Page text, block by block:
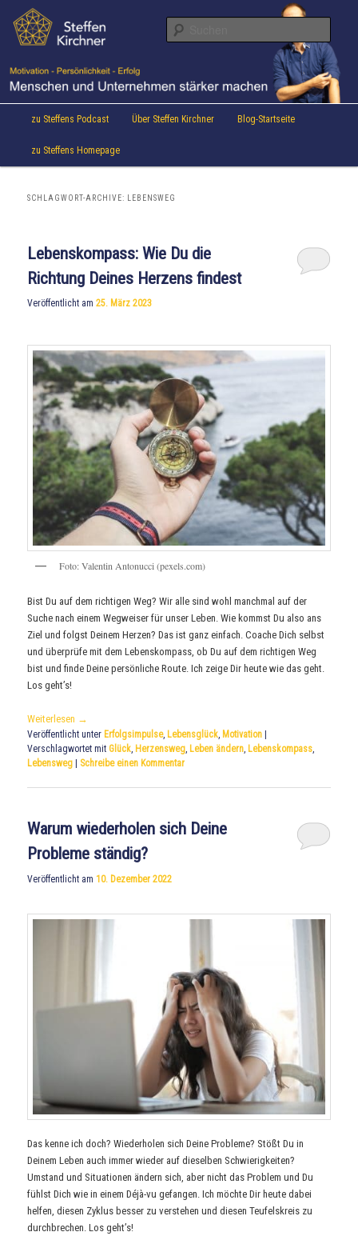
Inhalt
wechseln
sekundären
Inhalt
Steffen Kirchner Blog
Aktuelles von Speaker & Motivationstrainer Steffen Kirchner
Hauptmenü
zu Steffens Podcast Über Steffen Kirchner Blog-Startseite
zu Steffens Homepage
SCHLAGWORT-ARCHIVE: LEBENSWEG
Lebenskompass: Wie Du die
Richtung Deines Herzens findest
Veröffentlicht am25. März 2023
Foto: Valentin Antonucci (pexels.com)
Bist Du auf dem richtigen Weg? Wir alle sind wohl manchmal auf der
Suche nach einem Wegweiser für unser Leben. Wie kommst Du also ans
Ziel und folgst Deinem Herzen? Das ist ganz einfach. Coache Dich selbst
und überprüfe mit dem Lebenskompass, ob Du auf dem richtigen Weg
bist und finde Deine persönliche Route. Ich zeige Dir heute wie das geht.
Los geht’s!
Weiterlesen →
Veröffentlicht unter Erfolgsimpulse, Lebensglück, Motivation
Verschlagwortet mit Glück, Herzensweg, Leben ändern, Lebenskompass,
Lebensweg
Schreibe einen Kommentar
Warum wiederholen sich Deine
Probleme ständig?
Veröffentlicht am10. Dezember 2022
Das kenne ich doch? Wiederholen sich Deine Probleme? Stößt Du in
Deinem Leben auch immer wieder auf dieselben Schwierigkeiten?
Umstand und Situationen ändern sich, aber nicht das Problem und Du
fühlst Dich wie in einem Déjà-vu gefangen. Ich möchte Dir heute dabei
helfen, diesen Zyklus besser zu verstehen und diesen Teufelskreis zu
durchbrechen. Los geht’s!